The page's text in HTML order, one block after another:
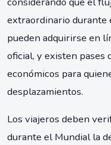
extraordinario durante
pueden adquirirse en
oficial, y existen pases
económicos para
desplazamientos.
Los viajeros deben
durante el Mundial la